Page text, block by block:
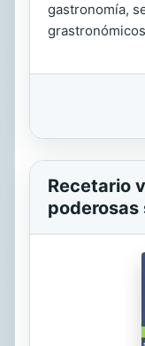
gastronomía,
Recetario